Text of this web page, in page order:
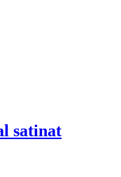
satinat